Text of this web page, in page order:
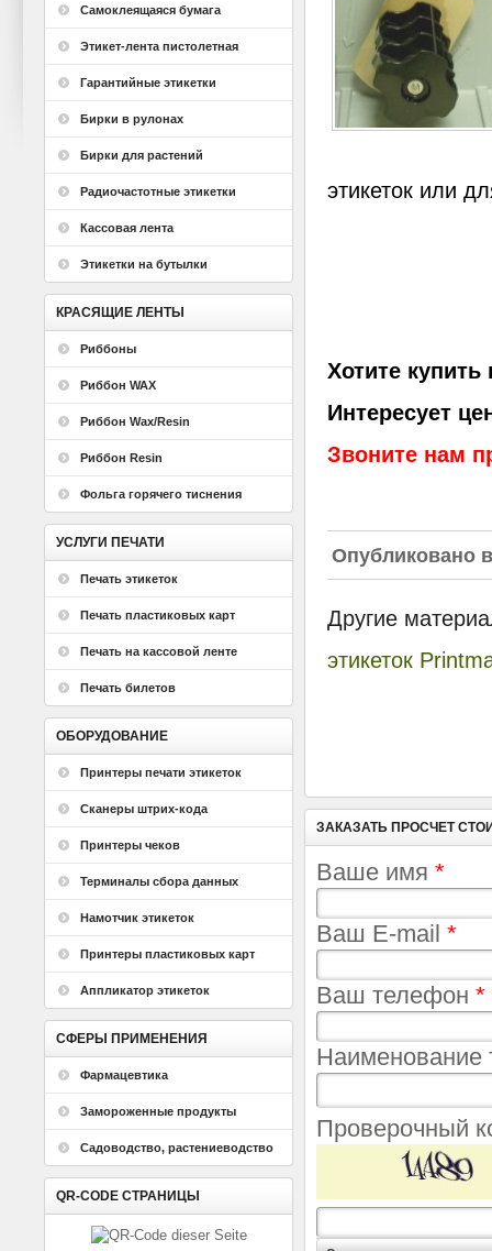
Самоклеящаяся бумага
Этикет-лента пистолетная
Гарантийные этикетки
Бирки в рулонах
Бирки для растений
Радиочастотные этикетки
Кассовая лента
Этикетки на бутылки
КРАСЯЩИЕ ЛЕНТЫ
Риббоны
Риббон WAX
Риббон Wax/Resin
Риббон Resin
Фольга горячего тиснения
УСЛУГИ ПЕЧАТИ
Печать этикеток
Печать пластиковых карт
Печать на кассовой ленте
Печать билетов
ОБОРУДОВАНИЕ
Принтеры печати этикеток
Сканеры штрих-кода
Принтеры чеков
Терминалы сбора данных
Намотчик этикеток
Принтеры пластиковых карт
Аппликатор этикеток
СФЕРЫ ПРИМЕНЕНИЯ
Фармацевтика
Замороженные продукты
Садоводство, растениеводство
QR-CODE СТРАНИЦЫ
этикеток или
Хотите купить
Интересует
Звоните нам
Опубликовано в
Другие
этикеток
ЗАКАЗАТЬ ПРОСЧЕТ
Ваше имя *
Ваш E-mail *
Ваш телефон *
Наименование
Проверочный